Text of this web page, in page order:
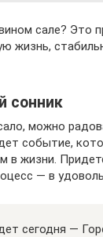
сале? Это
жизнь,
сонник
можно
событие,
в жизни.
— в
сегодня —